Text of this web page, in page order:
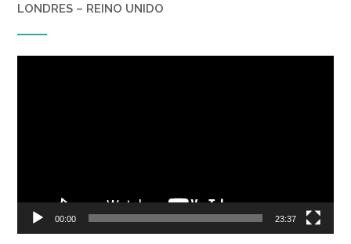
LONDRES – REINO UNIDO
00:00 23:37